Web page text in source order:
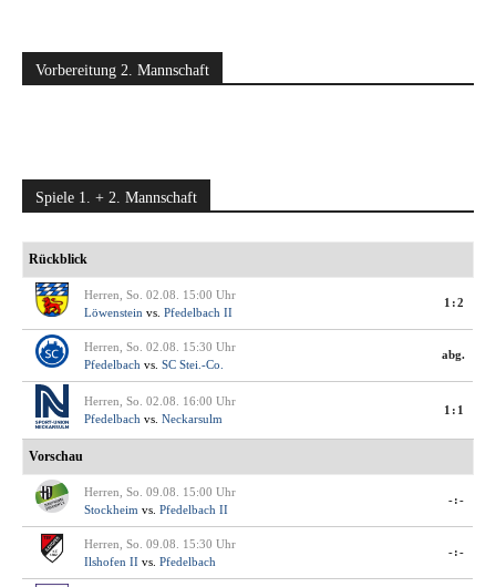
Vorbereitung 2. Mannschaft
Spiele 1. + 2. Mannschaft
Rückblick
Herren, So. 02.08. 15:00 Uhr
Löwenstein vs. Pfedelbach II
1:2
Herren, So. 02.08. 15:30 Uhr
Pfedelbach vs. SC Stei.-Co.
abg.
Herren, So. 02.08. 16:00 Uhr
Pfedelbach vs. Neckarsulm
1:1
Vorschau
Herren, So. 09.08. 15:00 Uhr
Stockheim vs. Pfedelbach II
-:-
Herren, So. 09.08. 15:30 Uhr
Ilshofen II vs. Pfedelbach
-:-